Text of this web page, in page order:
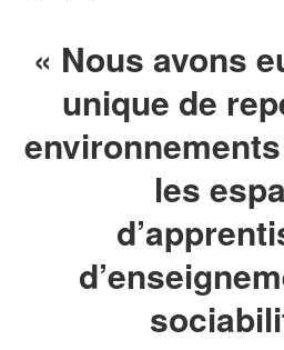
« Nous avons
unique de
les